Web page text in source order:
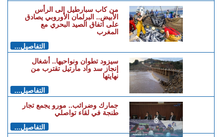
من كاب سبارطيل إلى الرأس
الأبيض.. البرلمان الأوروبي يصادق
على اتفاق الصيد البحري مع
المغرب
التفاصيل...
سيزود تطوان ونواحيها.. أشغال
إنجاز سد واد مارتيل تقترب من
نهايتها
التفاصيل...
جمارك وضرائب.. مورو يجمع تجار
طنجة في لقاء تواصلي
التفاصيل...